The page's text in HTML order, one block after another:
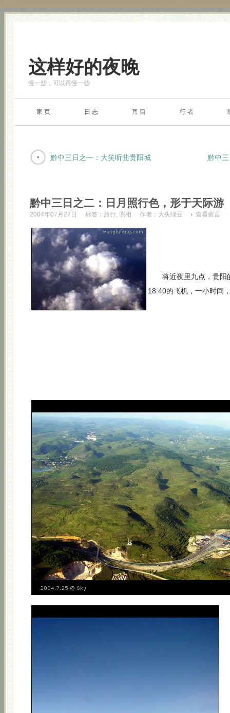
这样好的夜晚
慢一些，可以再慢一些
家 页 日 志 耳 目 行 者
黔中三日之一：大笑听曲贵阳城 黔中
黔中三日之二：日月照行色，形于天际游
2004年07月27日 标签： 旅行, 照相 作者： 大头绿豆 查看留言
将近夜里九点，贵阳
18:40的飞机，一小时间